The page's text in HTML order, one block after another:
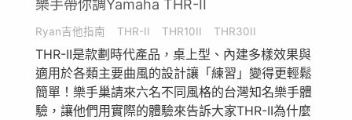
樂手帶你調Yamaha THR-II
Ryan吉他指南 THR-II THR10II THR30II
THR-II是款劃時代產品，桌上型、內建多樣效果與
適用於各類主要曲風的設計讓「練習」變得更輕鬆
簡單！樂手巢請來六名不同風格的台灣知名樂手體
驗，讓他們用實際的體驗來告訴大家THR-II為什麼